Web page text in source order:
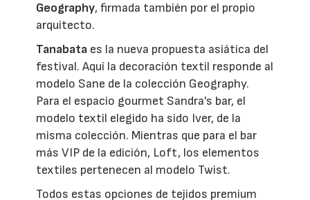
Geography, firmada también por el propio
arquitecto.
Tanabata es la nueva propuesta asiática del
festival. Aquí la decoración textil responde al
modelo Sane de la colección Geography.
Para el espacio gourmet Sandra's bar, el
modelo textil elegido ha sido Iver, de la
misma colección. Mientras que para el bar
más VIP de la edición, Loft, los elementos
textiles pertenecen al modelo Twist.
Todos estas opciones de tejidos premium